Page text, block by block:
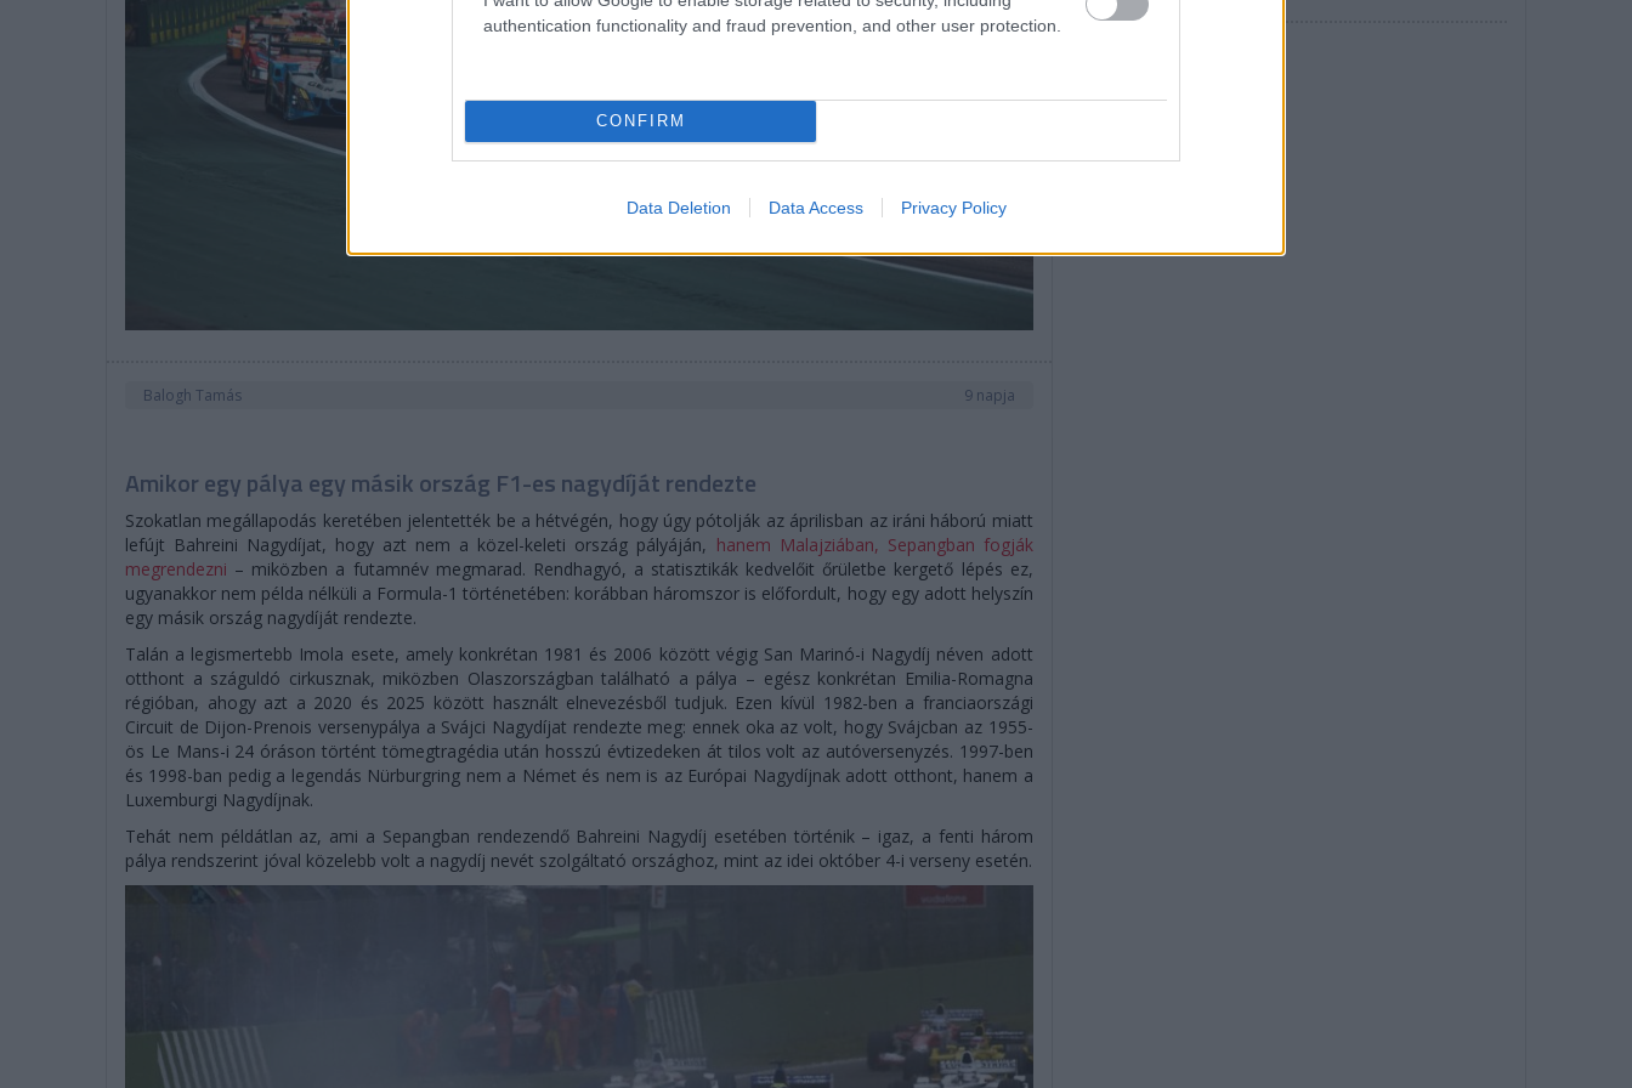
authentication functionality and fraud prevention, and other user protection.
CONFIRM
Data Deletion Data Access Privacy Policy
Balogh Tamás 9 napja
Amikor egy pálya egy másik ország F1-es nagydíját rendezte
Szokatlan megállapodás keretében jelentették be a hétvégén, hogy úgy pótolják az áprilisban az iráni háború miatt
lefújt Bahreini Nagydíjat, hogy azt nem a közel-keleti ország pályáján, hanem Malajziában, Sepangban fogják
megrendezni – miközben a futamnév megmarad. Rendhagyó, a statisztikák kedvelőit őrületbe kergető lépés ez,
ugyanakkor nem példa nélküli a Formula-1 történetében: korábban háromszor is előfordult, hogy egy adott helyszín
egy másik ország nagydíját rendezte.
Talán a legismertebb Imola esete, amely konkrétan 1981 és 2006 között végig San Marinó-i Nagydíj néven adott
otthont a száguldó cirkusznak, miközben Olaszországban található a pálya – egész konkrétan Emilia-Romagna
régióban, ahogy azt a 2020 és 2025 között használt elnevezésből tudjuk. Ezen kívül 1982-ben a franciaországi
Circuit de Dijon-Prenois versenypálya a Svájci Nagydíjat rendezte meg: ennek oka az volt, hogy Svájcban az 1955-
ös Le Mans-i 24 óráson történt tömegtragédia után hosszú évtizedeken át tilos volt az autóversenyzés. 1997-ben
és 1998-ban pedig a legendás Nürburgring nem a Német és nem is az Európai Nagydíjnak adott otthont, hanem a
Luxemburgi Nagydíjnak.
Tehát nem példátlan az, ami a Sepangban rendezendő Bahreini Nagydíj esetében történik – igaz, a fenti három
pálya rendszerint jóval közelebb volt a nagydíj nevét szolgáltató országhoz, mint az idei október 4-i verseny esetén.